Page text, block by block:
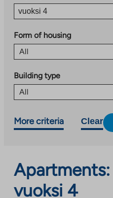
Form of housing
All
Building type
All
More criteria Clear
Apartments:
vuoksi 4